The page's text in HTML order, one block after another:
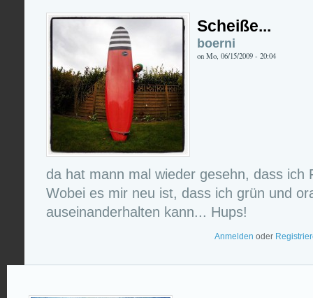
Scheiße...
boerni
on Mo, 06/15/2009 - 20:04
da hat mann mal wieder gesehn, dass ich
Wobei es mir neu ist, dass ich grün und
auseinanderhalten kann... Hups!
Anmelden oder